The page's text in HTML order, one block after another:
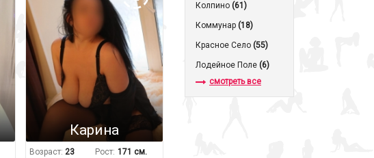
Карина
Возраст: 23
Рост: 171 см.
Колпино (61)
Коммунар (18)
Красное Село (55)
Лодейное Поле (6)
смотреть все